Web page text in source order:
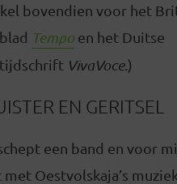
bovendien voor het
Tempo en het Duitse
VivaVoce.)
EN GERITSEL
een band en voor
met Oestvolskaja’s